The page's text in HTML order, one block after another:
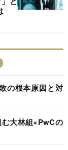
の根本原因と対
大林組×PwCの